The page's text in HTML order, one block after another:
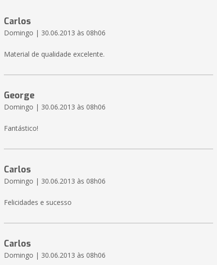
Carlos
Domingo | 30.06.2013 às 08h06
Material de qualidade excelente.
George
Domingo | 30.06.2013 às 08h06
Fantástico!
Carlos
Domingo | 30.06.2013 às 08h06
Felicidades e sucesso
Carlos
Domingo | 30.06.2013 às 08h06